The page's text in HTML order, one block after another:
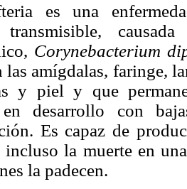
es una
transmisible,
Corynebacterium
las amígdalas, faringe,
y piel y que
desarrollo con
Es capaz de
incluso la muerte en
la padecen.